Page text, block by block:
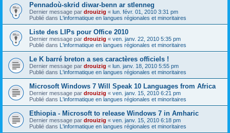
Pennadoù-skrid diwar-benn ar stlenneg
Dernier message par drouizig « lun. févr. 01, 2010 3:31 pm
Publié dans L'informatique en langues régionales et minoritaires
Liste des LIPs pour Office 2010
Dernier message par drouizig « ven. janv. 22, 2010 5:35 pm
Publié dans L'informatique en langues régionales et minoritaires
Le K barré breton a ses caractères officiels !
Dernier message par drouizig « lun. janv. 18, 2010 5:55 pm
Publié dans L'informatique en langues régionales et minoritaires
Microsoft Windows 7 Will Speak 10 Languages from Africa
Dernier message par drouizig « ven. janv. 15, 2010 6:21 pm
Publié dans L'informatique en langues régionales et minoritaires
Ethiopia - Microsoft to release Windows 7 in Amharic
Dernier message par drouizig « ven. janv. 15, 2010 6:18 pm
Publié dans L'informatique en langues régionales et minoritaires